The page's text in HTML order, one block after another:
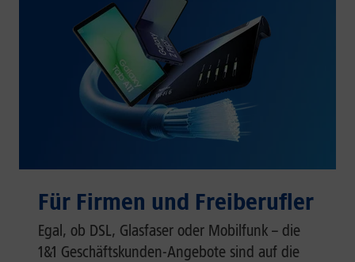
Für Firmen und Freiberufler
Egal, ob DSL, Glasfaser oder Mobilfunk – die
1&1 Geschäftskunden-Angebote sind auf die